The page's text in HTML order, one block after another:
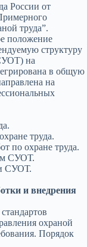
России от
труда”.
положение
структуру
на
в общую
на
труда.
по охране труда.
СУОТ.
СУОТ.
и внедрения
охраной
Порядок